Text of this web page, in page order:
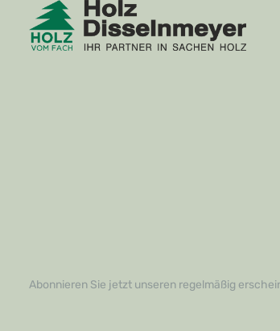
Abonnieren Sie jetzt unseren regelmäßig